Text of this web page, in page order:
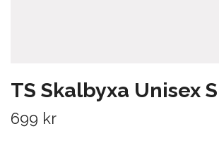
TS Skalbyxa Unisex S
699 kr